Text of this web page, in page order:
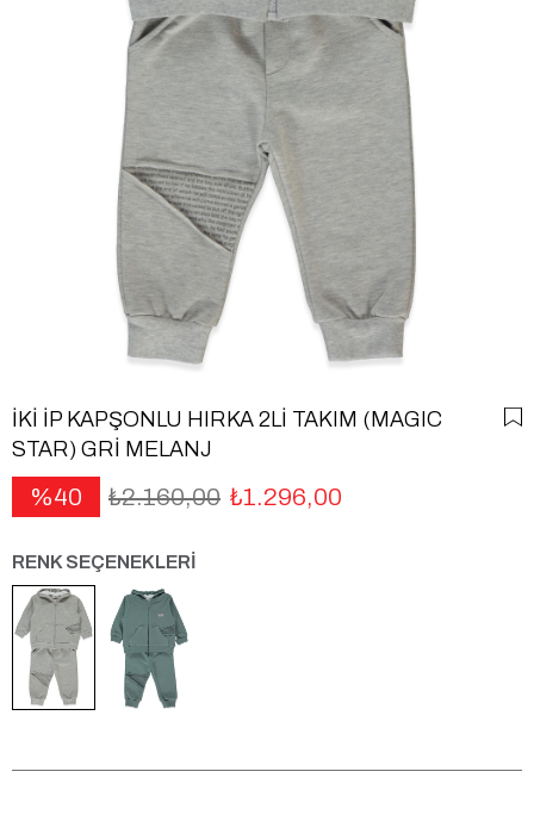
İKİ İP KAPŞONLU HIRKA 2Lİ TAKIM (MAGIC
STAR) GRİ MELANJ
40 ₺2.160,00 ₺1.296,00
RENK SEÇENEKLERİ